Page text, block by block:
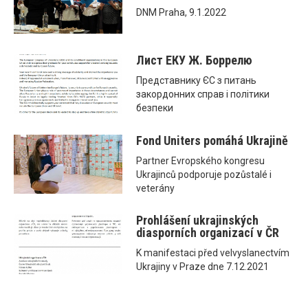
DNM Praha, 9.1.2022
Лист ЕКУ Ж. Боррелю
Представнику ЄС з питань
закордонних справ і політики
безпеки
Fond Uniters pomáhá Ukrajině
Partner Evropského kongresu
Ukrajinců podporuje pozůstalé i
veterány
Prohlášení ukrajinských
diasporních organizací v ČR
K manifestaci před velvyslanectvím
Ukrajiny v Praze dne 7.12.2021